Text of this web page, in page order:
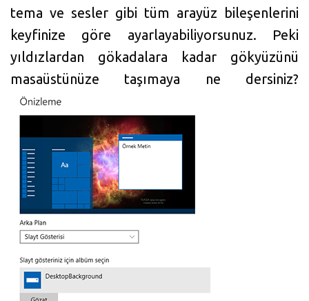
tema ve sesler gibi tüm arayüz bileşenlerini
keyfinize göre ayarlayabiliyorsunuz. Peki
yıldızlardan gökadalara kadar gökyüzünü
masaüstünüze taşımaya ne dersiniz?